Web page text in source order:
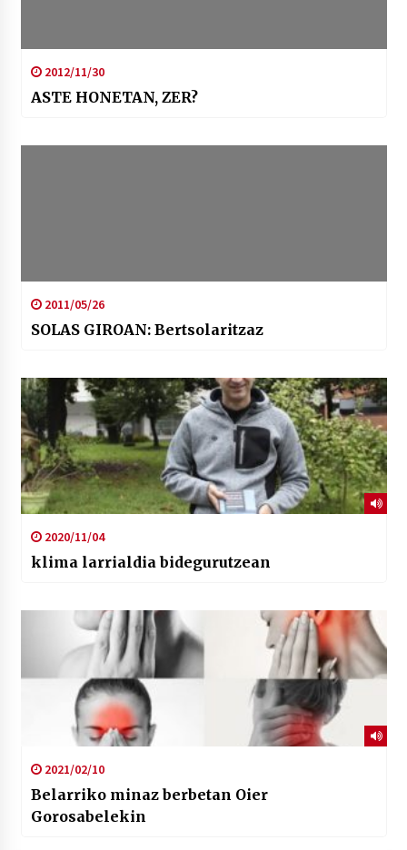
2012/11/30
ASTE HONETAN, ZER?
2011/05/26
SOLAS GIROAN: Bertsolaritzaz
2020/11/04
klima larrialdia bidegurutzean
2021/02/10
Belarriko minaz berbetan Oier
Gorosabelekin